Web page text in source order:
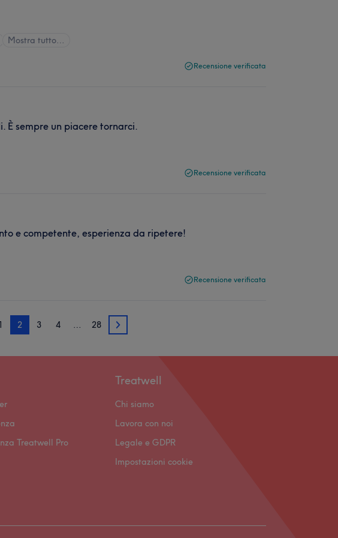
Mostra tutto…
Recensione verificata
È sempre un piacere tornarci.
Recensione verificata
e competente, esperienza da ripetere!
Recensione verificata
1 2 3 4 … 28 3
Treatwell Pro
Treatwell
Chi siamo
Lavora con noi
Legale e GDPR
Impostazioni cookie